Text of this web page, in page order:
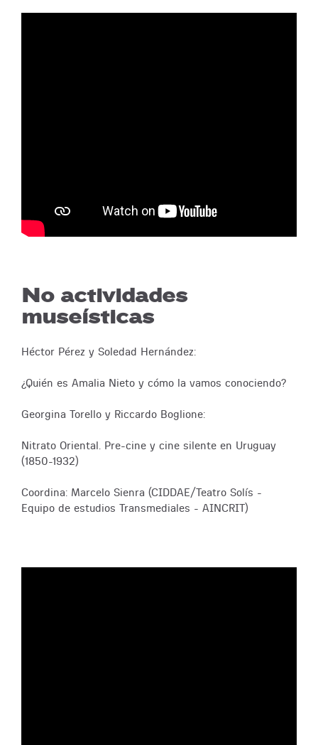
No actividades
museísticas
Héctor Pérez y Soledad Hernández:
¿Quién es Amalia Nieto y cómo la vamos conociendo?
Georgina Torello y Riccardo Boglione:
Nitrato Oriental. Pre-cine y cine silente en Uruguay
(1850-1932)
Coordina: Marcelo Sienra (CIDDAE/Teatro Solís -
Equipo de estudios Transmediales - AINCRIT)